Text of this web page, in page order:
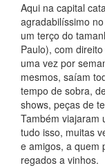
Aqui na capital
agradabilíssimo
um terço do
Paulo), com
uma vez por
mesmos, saíam
tempo de sobra,
shows, peças de
Também viajaram
tudo isso, muitas
e amigos, a quem
regados a vinhos.